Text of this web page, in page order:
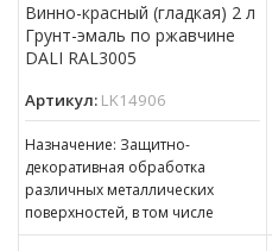
Винно-красный (гладкая) 2 л
Грунт-эмаль по ржавчине
DALI RAL3005
Артикул: LK14906
Назначение: Защитно-
декоративная обработка
различных металлических
поверхностей, в том числе
пораженных точечной или